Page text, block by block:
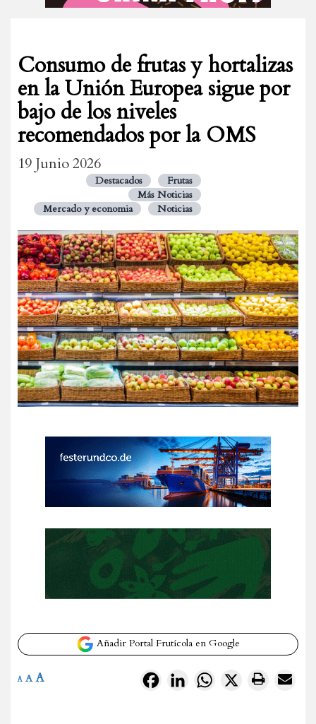
Consumo de frutas y hortalizas
en la Unión Europea sigue por
bajo de los niveles
recomendados por la OMS
19 Junio 2026
Destacados
Frutas
Más Noticias
Mercado y economia
Noticias
Añadir Portal Frutícola en Google
FacebookLinkedInWhatsApp
X
A A A